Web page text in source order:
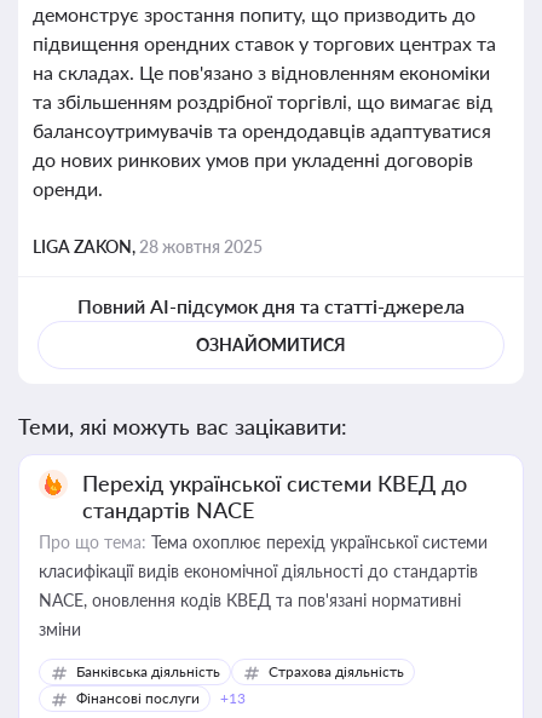
демонструє зростання попиту, що призводить до
підвищення орендних ставок у торгових центрах та
на складах. Це пов'язано з відновленням економіки
та збільшенням роздрібної торгівлі, що вимагає від
балансоутримувачів та орендодавців адаптуватися
до нових ринкових умов при укладенні договорів
оренди.
LIGA ZAKON, 28 жовтня 2025
Повний AI-підсумок дня та статті-джерела
ОЗНАЙОМИТИСЯ
Теми, які можуть вас зацікавити:
Перехід української системи КВЕД до
стандартів NACE
Про що тема: Тема охоплює перехід української системи
класифікації видів економічної діяльності до стандартів
NACE, оновлення кодів КВЕД та пов'язані нормативні
зміни
Банківська діяльність
Страхова діяльність
Фінансові послуги
+13